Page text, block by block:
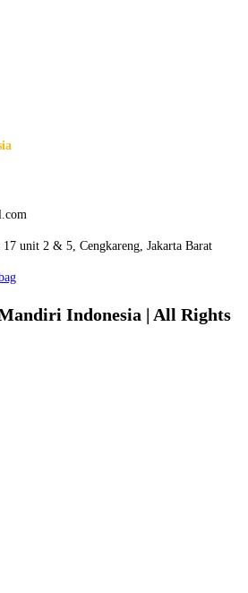
unit 2 & 5, Cengkareng, Jakarta Barat
Indonesia | All Rights